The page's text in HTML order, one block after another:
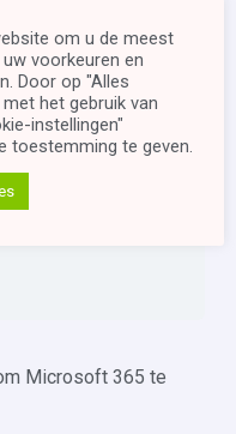
Microsoft 365 te
om u de meest
voorkeuren en
Door op "Alles
het gebruik van
instellingen"
toestemming te geven.